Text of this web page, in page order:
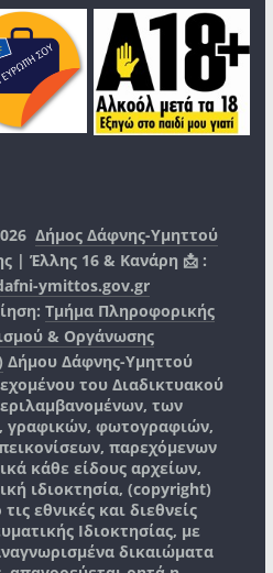
Δήμος Δάφνης-Υμηττού
| Έλλης 16 & Κανάρη 📩 :
ymittos.gov.gr
Τμήμα Πληροφορικής
& Οργάνωσης
Δήμου Δάφνης-Υμηττού
του Διαδικτυακού
των
γραφικών, φωτογραφιών,
παρεχόμενων
κάθε είδους αρχείων,
ιδιοκτησία, (copyright)
εθνικές και διεθνείς
Ιδιοκτησίας, με
δικαιώματα